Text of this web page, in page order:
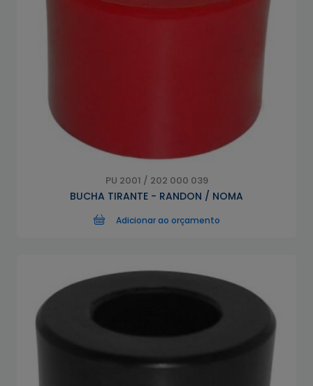
PU 2001 / 202 000 039
BUCHA TIRANTE - RANDON / NOMA
Adicionar ao orçamento